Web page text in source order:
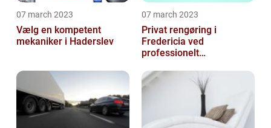
07 march 2023
Vælg en kompetent
mekaniker i Haderslev
07 march 2023
Privat rengøring i
Fredericia ved
professionelt